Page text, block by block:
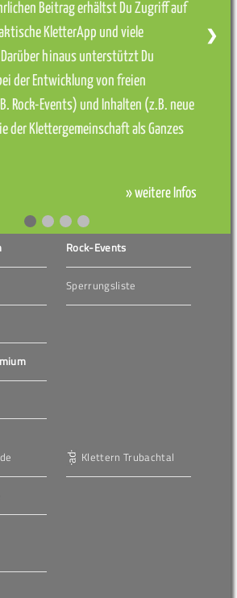
Beitrag erhältst Du Zugriff auf
KletterApp und viele
hinaus unterstützt Du
der Entwicklung von freien
Rock-Events) und Inhalten (z.B. neue
der Klettergemeinschaft als Ganzes
» weitere Infos
❯
Rock-Events
Sperrungsliste
Klettern Trubachtal